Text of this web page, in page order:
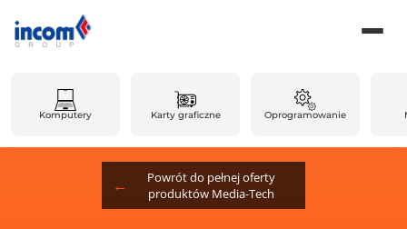
Komputery Karty graficzne Oprogramowanie
Powrót do pełnej oferty
produktów Media-Tech